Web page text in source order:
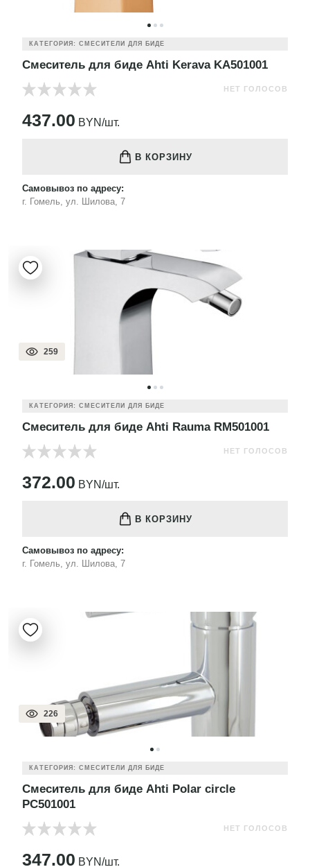
КАТЕГОРИЯ: СМЕСИТЕЛИ ДЛЯ БИДЕ
Смеситель для биде Ahti Kerava KA501001
НЕТ ГОЛОСОВ
437.00 BYN/шт.
В КОРЗИНУ
Самовывоз по адресу:
г. Гомель, ул. Шилова, 7
259
КАТЕГОРИЯ: СМЕСИТЕЛИ ДЛЯ БИДЕ
Смеситель для биде Ahti Rauma RM501001
НЕТ ГОЛОСОВ
372.00 BYN/шт.
В КОРЗИНУ
Самовывоз по адресу:
г. Гомель, ул. Шилова, 7
226
КАТЕГОРИЯ: СМЕСИТЕЛИ ДЛЯ БИДЕ
Смеситель для биде Ahti Polar circle
PC501001
НЕТ ГОЛОСОВ
347.00 BYN/шт.